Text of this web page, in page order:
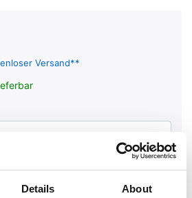
Details About
Versand**
In den Warenkorb